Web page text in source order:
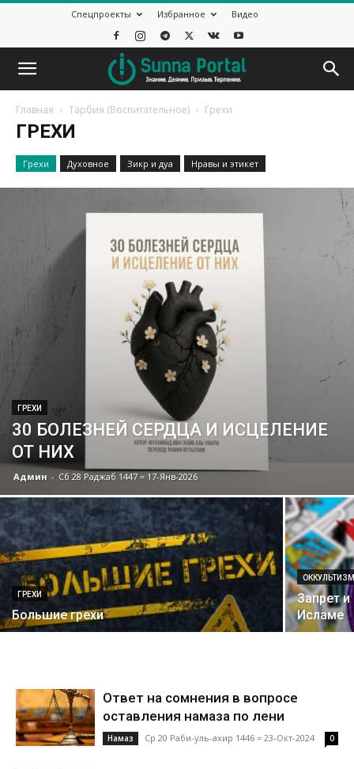
Спецпроекты Избранное Видео
Главная Тарбия (Воспитательное) Грехи
ГРЕХИ
Грехи Духовное Зикр и дуа Нравы и этикет
ГРЕХИ
30 БОЛЕЗНЕЙ СЕРДЦА И ИСЦЕЛЕНИЕ
ОТ НИХ
Админ - Сб 28 Раджаб 1447 = 17-Янв-2026
ГРЕХИ
Большие грехи
Запрет
Исламе
Ответ на сомнения в вопросе
оставления намаза по лени
Намаз Ср 20 Раби-уль-ахир 1446 = 23-Окт-2024 0